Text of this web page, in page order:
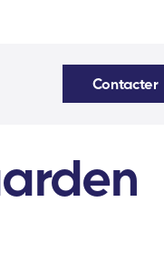
Contacter